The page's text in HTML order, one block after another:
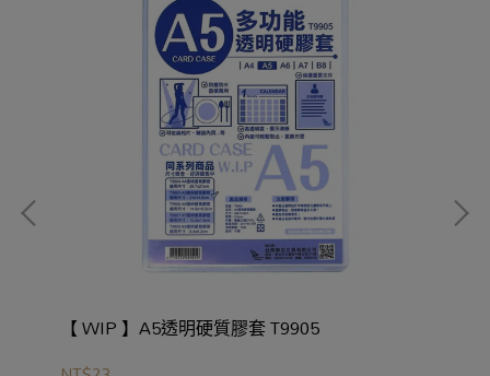
【 WIP 】A5透明硬質膠套 T9905